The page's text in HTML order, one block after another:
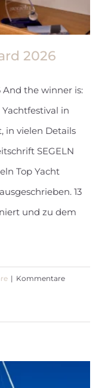
2026
the winner is:
in
in vielen Details
SEGELN
Top Yacht
13
und zu dem
| Kommentare